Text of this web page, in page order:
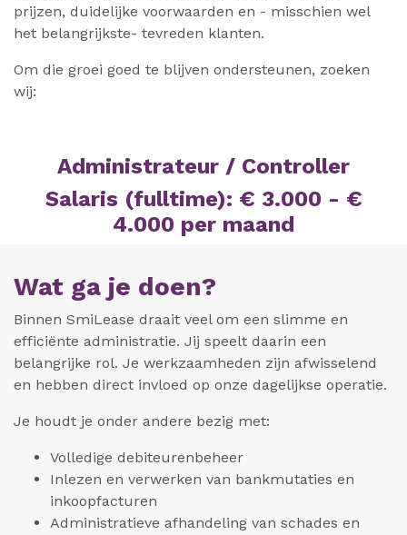
prijzen, duidelijke voorwaarden en - misschien wel
het belangrijkste- tevreden klanten.
Om die groei goed te blijven ondersteunen, zoeken
wij:
Administrateur / Controller
Salaris (fulltime): € 3.000 - €
4.000 per maand
Wat ga je doen?
Binnen SmiLease draait veel om een slimme en
efficiënte administratie. Jij speelt daarin een
belangrijke rol. Je werkzaamheden zijn afwisselend
en hebben direct invloed op onze dagelijkse operatie.
Je houdt je onder andere bezig met:
Volledige debiteurenbeheer
Inlezen en verwerken van bankmutaties en
inkoopfacturen
Administratieve afhandeling van schades en